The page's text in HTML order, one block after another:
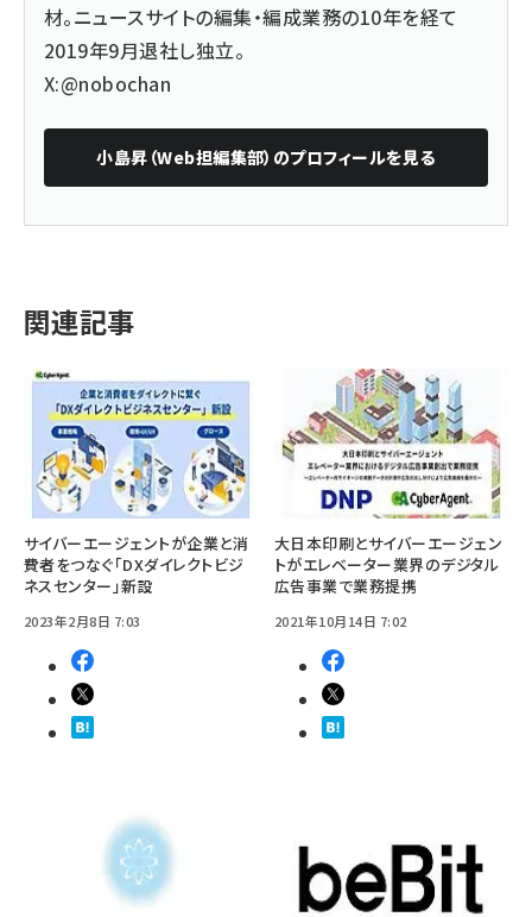
材。ニュースサイトの編集・編成業務の10年を経て
2019年9月退社し独立。
X:@nobochan
小島昇（Web担編集部） のプロフィールを見る
関連記事
サイバーエージェントが企業と消
費者をつなぐ「DXダイレクトビジ
ネスセンター」新設
2023年2月8日 7:03
大日本印刷とサイバーエージェン
トがエレベーター業界のデジタル
広告事業で業務提携
2021年10月14日 7:02